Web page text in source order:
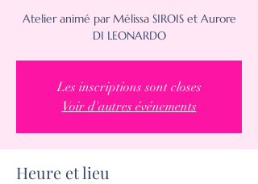
Atelier animé par Mélissa SIROIS et Aurore
DI LEONARDO
Les inscriptions sont closes
Voir d'autres événements
Heure et lieu